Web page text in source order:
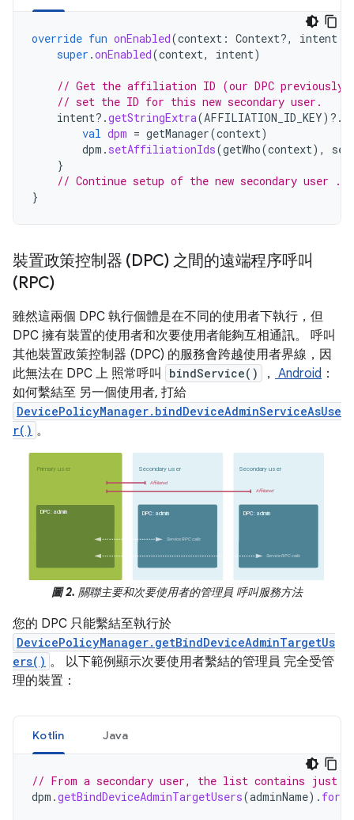
override fun onEnabled(context : Context?, intent
super .onEnabled(context, intent)
// Get the affiliation ID (our DPC previously
// set the ID for this new secondary user.
intent?.getStringExtra(AFFILIATION_ID_KEY) ?.
val dpm = getManager(context)
dpm . setAffiliationIds(getWho(context),
}
// Continue setup of the new secondary user ...
}
裝置政策控制器 (DPC) 之間的遠端程序呼叫
(RPC)
雖然這兩個 DPC 執行個體是在不同的使用者下執行，但
DPC 擁有裝置的使用者和次要使用者能夠互相通訊。 呼叫
其他裝置政策控制器 (DPC) 的服務會跨越使用者界線，因
此無法在 DPC 上 照常呼叫
bindService() ， Android ：
如何繫結至 另一個使用者, 打給
DevicePolicyManager.bindDeviceAdminServiceAsUse
r() 。
圖 2. 關聯主要和次要使用者的管理員 呼叫服務方法
您的 DPC 只能繫結至執行於
DevicePolicyManager.getBindDeviceAdminTargetUs
ers() 。 以下範例顯示次要使用者繫結的管理員 完全受管
理的裝置：
Kotlin Java
// From a secondary user, the list contains just
dpm .getBindDeviceAdminTargetUsers(adminName).